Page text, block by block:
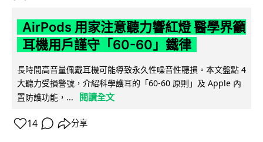
AirPods 用家注意聽力響紅燈 醫學界籲
耳機用戶謹守「60-60」鐵律
長時間高音量佩戴耳機可能導致永久性噪音性聽損。本文盤點 4
大聽力受損警號，介紹科學護耳的「60-60 原則」及 Apple 內
置防護功能，...
閱讀全文
14 分享